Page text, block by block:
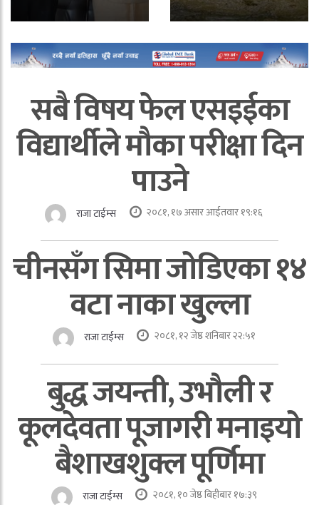
सबै विषय फेल एसइईका
विद्यार्थीले मौका परीक्षा दिन
पाउने
राजा टाईम्स २०८१, १७ असार आईतवार १९:१६
चीनसँग सिमा जोडिएका १४
वटा नाका खुल्ला
राजा टाईम्स २०८१, १२ जेष्ठ शनिबार २२:५१
बुद्ध जयन्ती, उभौली र
कूलदेवता पूजागरी मनाइयो
बैशाखशुक्ल पूर्णिमा
राजा टाईम्स २०८१, १० जेष्ठ बिहीबार १७:३९